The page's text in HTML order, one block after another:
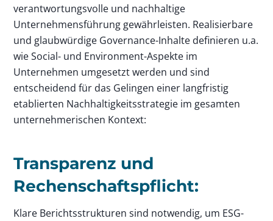
verantwortungsvolle und nachhaltige
Unternehmensführung gewährleisten. Realisierbare
und glaubwürdige Governance-Inhalte definieren u.a.
wie Social- und Environment-Aspekte im
Unternehmen umgesetzt werden und sind
entscheidend für das Gelingen einer langfristig
etablierten Nachhaltigkeitsstrategie im gesamten
unternehmerischen Kontext:
Transparenz und
Rechenschaftspflicht:
Klare Berichtsstrukturen sind notwendig, um ESG-